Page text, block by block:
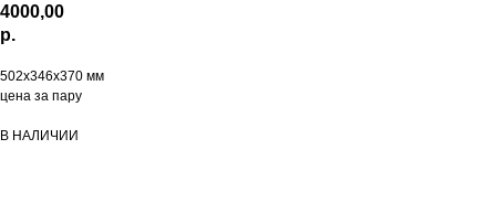
4000,00
р.
502х346х370 мм
цена за пару
В НАЛИЧИИ